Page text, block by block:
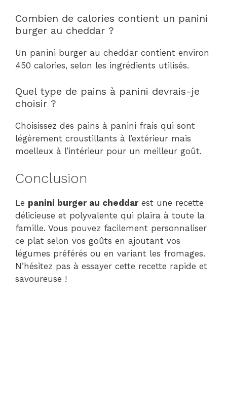
Combien de calories contient un panini
burger au cheddar ?
Un panini burger au cheddar contient environ
450 calories, selon les ingrédients utilisés.
Quel type de pains à panini devrais-je
choisir ?
Choisissez des pains à panini frais qui sont
légèrement croustillants à l’extérieur mais
moelleux à l’intérieur pour un meilleur goût.
Conclusion
Le panini burger au cheddarest une recette
délicieuse et polyvalente qui plaira à toute la
famille. Vous pouvez facilement personnaliser
ce plat selon vos goûts en ajoutant vos
légumes préférés ou en variant les fromages.
N’hésitez pas à essayer cette recette rapide et
savoureuse !